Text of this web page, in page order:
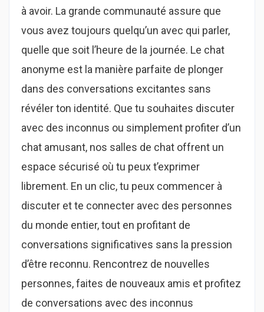
à avoir. La grande communauté assure que
vous avez toujours quelqu’un avec qui parler,
quelle que soit l’heure de la journée. Le chat
anonyme est la manière parfaite de plonger
dans des conversations excitantes sans
révéler ton identité. Que tu souhaites discuter
avec des inconnus ou simplement profiter d’un
chat amusant, nos salles de chat offrent un
espace sécurisé où tu peux t’exprimer
librement. En un clic, tu peux commencer à
discuter et te connecter avec des personnes
du monde entier, tout en profitant de
conversations significatives sans la pression
d’être reconnu. Rencontrez de nouvelles
personnes, faites de nouveaux amis et profitez
de conversations avec des inconnus